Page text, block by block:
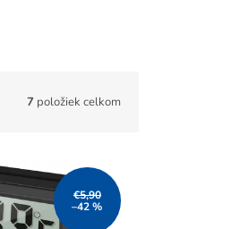
7 položiek celkom
€5,90
–42 %